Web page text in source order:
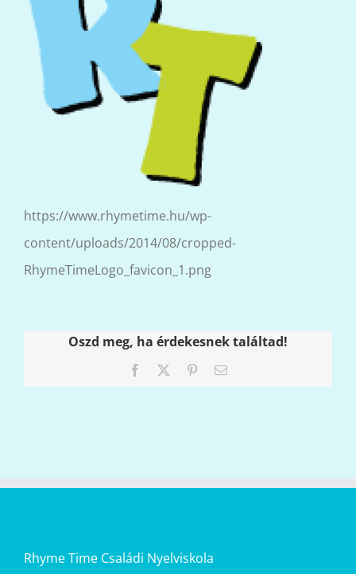
https://www.rhymetime.hu/wp-
content/uploads/2014/08/cropped-
RhymeTimeLogo_favicon_1.png
Oszd meg, ha érdekesnek találtad!
Facebook PinterestEmail:
Rhyme Time Családi Nyelviskola